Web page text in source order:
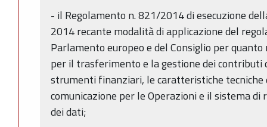
- il Regolamento n. 821/2014 di esecuzione
2014 recante modalità di applicazione del
Parlamento europeo e del Consiglio per
per il trasferimento e la gestione dei contributi
strumenti finanziari, le caratteristiche
comunicazione per le Operazioni e il sistema
dei dati;